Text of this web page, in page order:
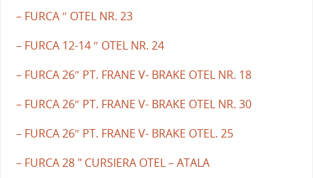
– FURCA ″ OTEL NR. 23
– FURCA 12-14 ″ OTEL NR. 24
– FURCA 26″ PT. FRANE V- BRAKE OTEL NR. 18
– FURCA 26″ PT. FRANE V- BRAKE OTEL NR. 30
– FURCA 26″ PT. FRANE V- BRAKE OTEL. 25
– FURCA 28 " CURSIERA OTEL – ATALA